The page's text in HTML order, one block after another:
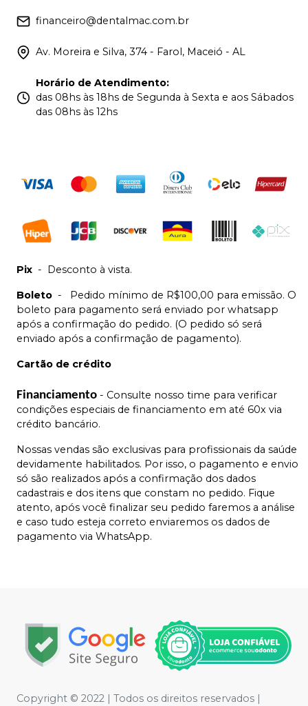
financeiro@dentalmac.com.br
Av. Moreira e Silva, 374 - Farol, Maceió - AL
Horário de Atendimento:
das 08hs às 18hs de Segunda à Sexta e aos Sábados
das 08hs às 12hs
Pix - Desconto à vista.
Boleto -
Pedido mínimo de R$100,00 para emissão. O
boleto para pagamento será enviado por whatsapp
após a confirmação do pedido. (O pedido só será
enviado após a confirmação de pagamento).
Cartão de crédito
Financiamento - Consulte nosso time para verificar
condições especiais de financiamento em até 60x via
crédito bancário.
Nossas vendas são exclusivas para profissionais da saúde
devidamente habilitados. Por isso, o pagamento e envio
só são realizados após a confirmação dos dados
cadastrais e dos itens que constam no pedido. Fique
atento, após você finalizar seu pedido faremos a análise
e caso tudo esteja correto enviaremos os dados de
pagamento via WhatsApp.
Copyright © 2022 | Todos os direitos reservados |